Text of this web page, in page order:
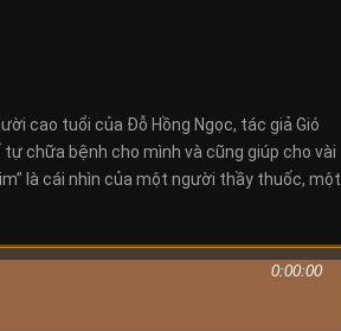
cao tuổi của Đỗ Hồng Ngọc, tác giả Gió
chữa bệnh cho mình và cũng giúp cho vài
là cái nhìn của một người thầy thuốc, một
0:00:00